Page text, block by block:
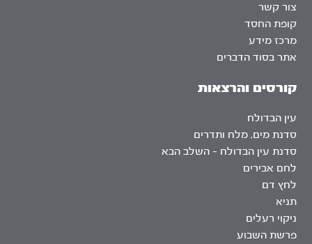
צור קשר
קופת החסד
מרכז מידע
אתר בסוד הדברים
קורסים והרצאות
עין הבדולח
סדנת מים, מלח ותדרים
סדנת עין הבדולח – השלב הבא
לחם אבירים
לחץ דם
תניא
ניקוי רעלים
פרשת השבוע